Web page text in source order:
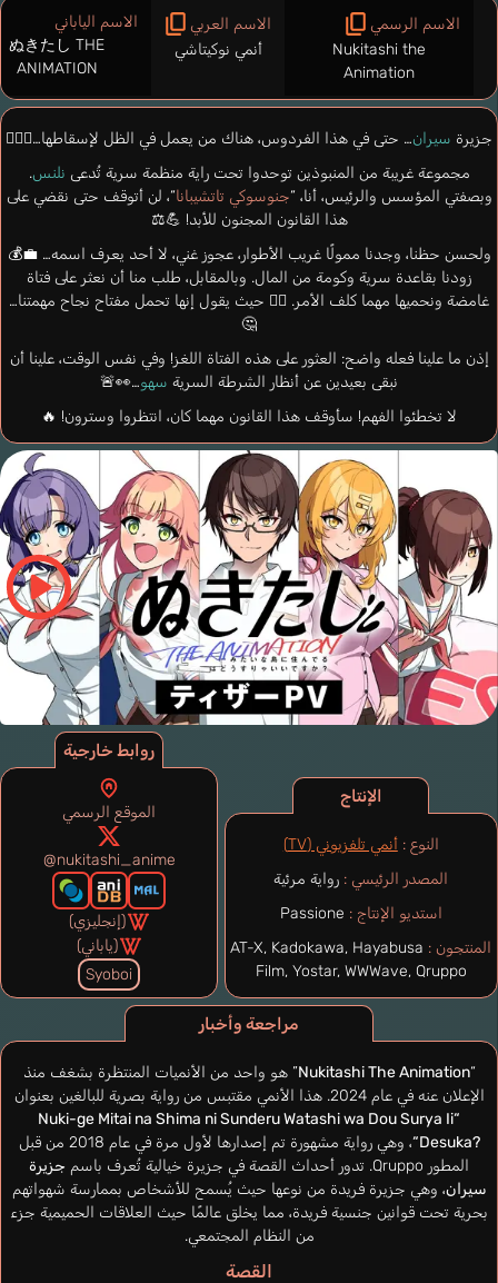
جزيرة سيران… حتى في هذا الفردوس، هناك من يعمل في الظل لإسقاطها…🕵️‍♂️🌴
مجموعة غريبة من المنبوذين توحدوا تحت راية منظمة سرية تُدعى نلنس.
وبصفتي المؤسس والرئيس، أنا، “جنوسوكي تاتشيبانا“، لن أتوقف حتى نقضي على
هذا القانون المجنون للأبد! 💪⚖️
ولحسن حظنا، وجدنا ممولًا غريب الأطوار، عجوز غني، لا أحد يعرف اسمه… 💼💰
زودنا بقاعدة سرية وكومة من المال. وبالمقابل، طلب منا أن نعثر على فتاة
غامضة ونحميها مهما كلف الأمر. 😶‍🌫️ حيث يقول إنها تحمل مفتاح نجاح مهمتنا…
🤔
إذن ما علينا فعله واضح: العثور على هذه الفتاة اللغز! وفي نفس الوقت، علينا أن
نبقى بعيدين عن أنظار الشرطة السرية سهو…👀🚨
لا تخطئوا الفهم! سأوقف هذا القانون مهما كان، انتظروا وسترون! 🔥
الاسم الرسمي
Nukitashi the
Animation
الاسم العربي
أنمي نوكيتاشي
الاسم الياباني
ぬきたし THE
ANIMATION
مراجعة وأخبار
“
Nukitashi The Animation” هو واحد من الأنميات المنتظرة بشغف منذ
الإعلان عنه في عام 2024. هذا الأنمي مقتبس من رواية بصرية للبالغين بعنوان
“
Nuki-ge Mitai na Shima ni Sunderu Watashi wa Dou Surya Ii
Desuka?
“
، وهي رواية مشهورة تم إصدارها لأول مرة في عام 2018 من قبل
المطور Qruppo. تدور أحداث القصة في جزيرة خيالية تُعرف باسم
جزيرة
سيران، وهي جزيرة فريدة من نوعها حيث يُسمح للأشخاص بممارسة شهواتهم
بحرية تحت قوانين جنسية فريدة، مما يخلق عالمًا حيث العلاقات الحميمية جزء
من النظام المجتمعي.
القصة
الإنتاج
النوع :أنمي تلفزيوني (TV)
المصدر الرئيسي : رواية مرئية
استديو الإنتاج : Passione
المنتجون : AT-X, Kadokawa, Hayabusa
Film, Yostar, WWWave, Qruppo
روابط خارجية
الموقع الرسمي
@nukitashi_anime
(إنجليزي)
(ياباني)
Syoboi